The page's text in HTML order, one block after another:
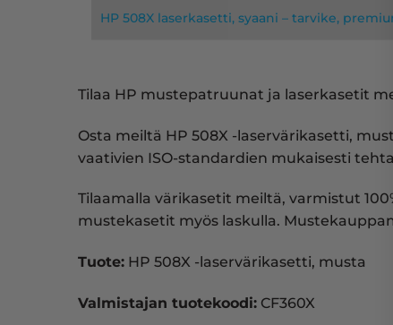
HP 508X laserkasetti, syaani – tarvike,
Tilaa HP mustepatruunat ja laserkasetit
Osta meiltä HP 508X -laservärikasetti,
vaativien ISO-standardien mukaisesti
Tilaamalla värikasetit meiltä, varmistut
mustekasetit myös laskulla.
Tuote: HP 508X -laservärikasetti, musta
Valmistajan tuotekoodi: CF360X